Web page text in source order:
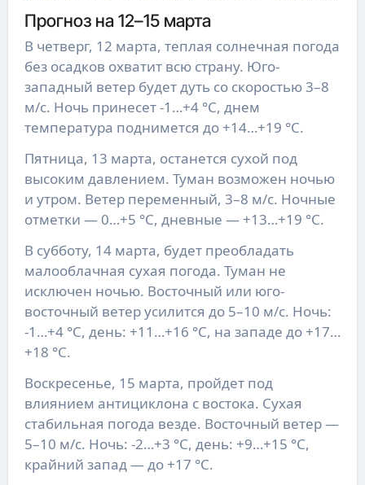
Прогноз на 12–15 марта
В четверг, 12 марта, теплая солнечная погода
без осадков охватит всю страну. Юго-
западный ветер будет дуть со скоростью 3–8
м/с. Ночь принесет -1…+4 °С, днем
температура поднимется до +14…+19 °С.
Пятница, 13 марта, останется сухой под
высоким давлением. Туман возможен ночью
и утром. Ветер переменный, 3–8 м/с. Ночные
отметки — 0…+5 °С, дневные — +13…+19 °С.
В субботу, 14 марта, будет преобладать
малооблачная сухая погода. Туман не
исключен ночью. Восточный или юго-
восточный ветер усилится до 5–10 м/с. Ночь:
-1…+4 °С, день: +11…+16 °С, на западе до +17…
+18 °С.
Воскресенье, 15 марта, пройдет под
влиянием антициклона с востока. Сухая
стабильная погода везде. Восточный ветер —
5–10 м/с. Ночь: -2…+3 °С, день: +9…+15 °С,
крайний запад — до +17 °С.